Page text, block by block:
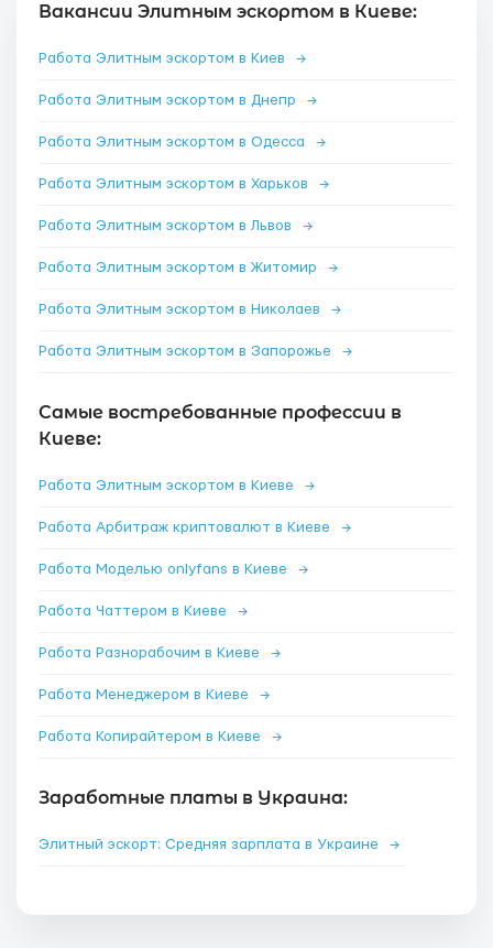
Вакансии Элитным эскортом в Киеве:
Работа Элитным эскортом в Киев →
Работа Элитным эскортом в Днепр →
Работа Элитным эскортом в Одесса →
Работа Элитным эскортом в Харьков →
Работа Элитным эскортом в Львов →
Работа Элитным эскортом в Житомир →
Работа Элитным эскортом в Николаев →
Работа Элитным эскортом в Запорожье →
Самые востребованные профессии в
Киеве:
Работа Элитным эскортом в Киеве →
Работа Арбитраж криптовалют в Киеве →
Работа Моделью onlyfans в Киеве →
Работа Чаттером в Киеве →
Работа Разнорабочим в Киеве →
Работа Менеджером в Киеве →
Работа Копирайтером в Киеве →
Заработные платы в Украина:
Элитный эскорт: Средняя зарплата в Украине →